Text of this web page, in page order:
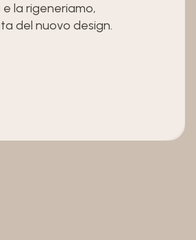
la rigeneriamo,
del nuovo design.